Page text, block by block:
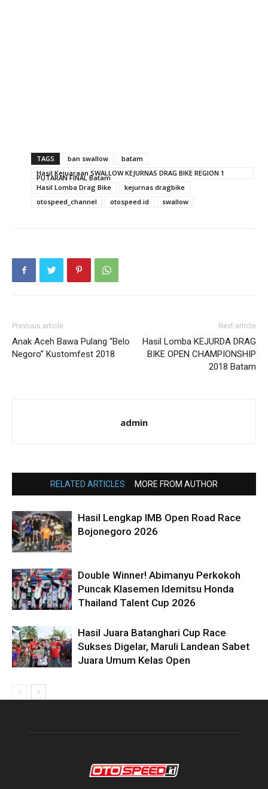
TAGS ban swallow
batam
Hasil Kejuaraan SWALLOW KEJURNAS DRAG BIKE REGION 1
PUTARAN FINAL Batam
Hasil Lomba Drag Bike
kejurnas dragbike
otospeed_channel
otospeed.id swallow
Previous article
Anak Aceh Bawa Pulang “Belo
Negoro” Kustomfest 2018
Next article
Hasil Lomba KEJURDA DRAG
BIKE OPEN CHAMPIONSHIP
2018 Batam
admin
RELATED ARTICLES MORE FROM AUTHOR
Hasil Lengkap IMB Open Road Race
Bojonegoro 2026
Double Winner! Abimanyu Perkokoh
Puncak Klasemen Idemitsu Honda
Thailand Talent Cup 2026
Hasil Juara Batanghari Cup Race
Sukses Digelar, Maruli Landean Sabet
Juara Umum Kelas Open